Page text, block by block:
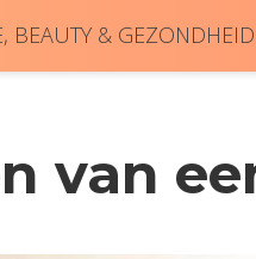
BEAUTY & GEZONDHEID
van